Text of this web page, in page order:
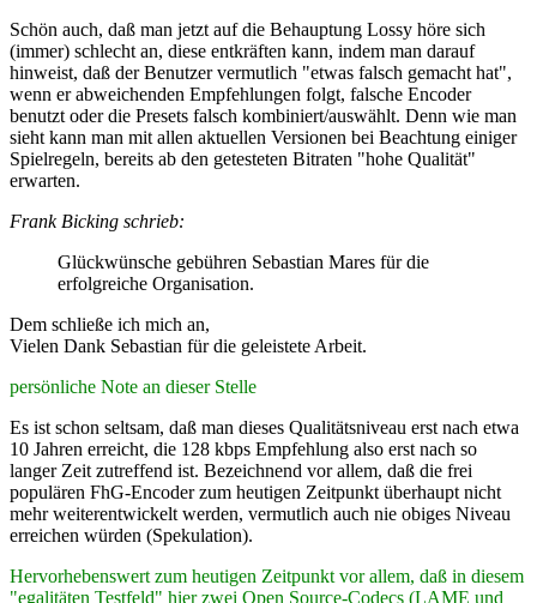
Schön auch, daß man jetzt auf die Behauptung Lossy höre sich
(immer) schlecht an, diese entkräften kann, indem man darauf
hinweist, daß der Benutzer vermutlich "etwas falsch gemacht hat",
wenn er abweichenden Empfehlungen folgt, falsche Encoder
benutzt oder die Presets falsch kombiniert/auswählt. Denn wie man
sieht kann man mit allen aktuellen Versionen bei Beachtung einiger
Spielregeln, bereits ab den getesteten Bitraten "hohe Qualität"
erwarten.
Frank Bicking schrieb:
Glückwünsche gebühren Sebastian Mares für die
erfolgreiche Organisation.
Dem schließe ich mich an,
Vielen Dank Sebastian für die geleistete Arbeit.
persönliche Note an dieser Stelle
Es ist schon seltsam, daß man dieses Qualitätsniveau erst nach etwa
10 Jahren erreicht, die 128 kbps Empfehlung also erst nach so
langer Zeit zutreffend ist. Bezeichnend vor allem, daß die frei
populären FhG-Encoder zum heutigen Zeitpunkt überhaupt nicht
mehr weiterentwickelt werden, vermutlich auch nie obiges Niveau
erreichen würden (Spekulation).
Hervorhebenswert zum heutigen Zeitpunkt vor allem, daß in diesem
"egalitäten Testfeld" hier zwei Open Source-Codecs (LAME und